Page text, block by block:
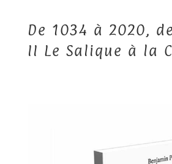
De 1034 à 2020,
II Le Salique à la